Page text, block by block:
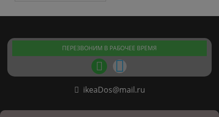
ПЕРЕЗВОНИМ В РАБОЧЕЕ ВРЕМЯ
ikeaDos@mail.ru